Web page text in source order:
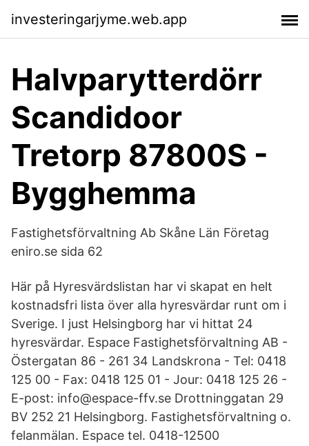
investeringarjyme.web.app
Halvparytterdörr
Scandidoor
Tretorp 87800S -
Bygghemma
Fastighetsförvaltning Ab Skåne Län Företag
eniro.se sida 62
Här på Hyresvärdslistan har vi skapat en helt
kostnadsfri lista över alla hyresvärdar runt om i
Sverige. I just Helsingborg har vi hittat 24
hyresvärdar. Espace Fastighetsförvaltning AB -
Östergatan 86 - 261 34 Landskrona - Tel: 0418
125 00 - Fax: 0418 125 01 - Jour: 0418 125 26 -
E-post: info@espace-ffv.se Drottninggatan 29
BV 252 21 Helsingborg. Fastighetsförvaltning o.
felanmälan. Espace tel. 0418-12500